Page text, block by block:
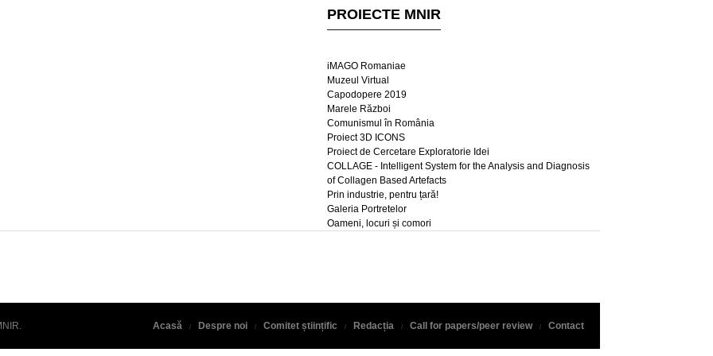
PROIECTE MNIR
iMAGO Romaniae
Muzeul Virtual
Capodopere 2019
Marele Război
Comunismul în România
Proiect 3D ICONS
Proiect de Cercetare Exploratorie Idei
COLLAGE - Intelligent System for the Analysis and Diagnosis
of Collagen Based Artefacts
Prin industrie, pentru țară!
Galeria Portretelor
Oameni, locuri și comori
. Acasă Despre noi Comitet științific Redacția Call for papers/peer review Contact